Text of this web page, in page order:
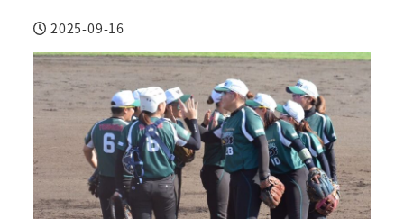
投稿日
2025-09-16